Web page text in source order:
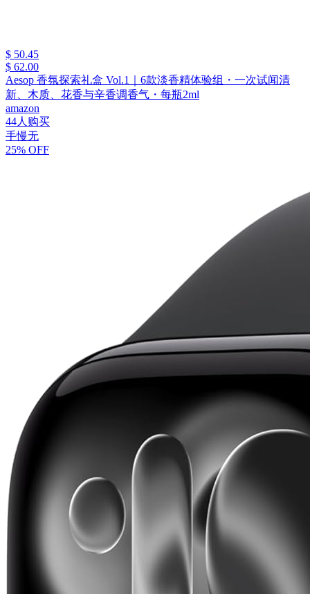
$ 50.45
$ 62.00
Aesop 香氛探索礼盒 Vol.1｜6款淡香精体验组・一次试闻清
新、木质、花香与辛香调香气・每瓶2ml
amazon
44人购买
手慢无
25% OFF